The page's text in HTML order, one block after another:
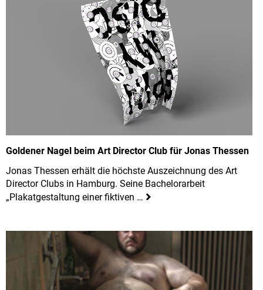
Goldener Nagel beim Art Director Club für Jonas Thessen
Jonas Thessen erhält die höchste Auszeichnung des Art
Director Clubs in Hamburg. Seine Bachelorarbeit
„Plakatgestaltung einer fiktiven …